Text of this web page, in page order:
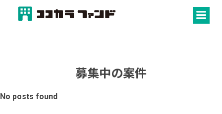
ン
ス
募集中の案件
No posts found